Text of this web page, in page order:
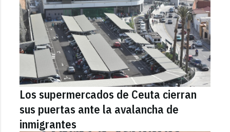
Los supermercados de Ceuta cierran
sus puertas ante la avalancha de
inmigrantes